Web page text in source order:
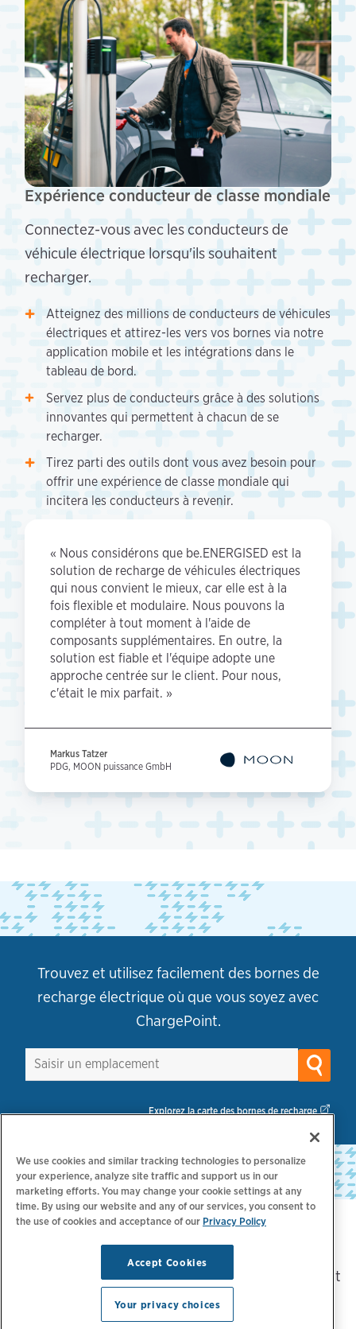
Expérience conducteur de classe mondiale
Connectez-vous avec les conducteurs de
véhicule électrique lorsqu'ils souhaitent
recharger.
Atteignez des millions de conducteurs de véhicules
électriques et attirez-les vers vos bornes via notre
application mobile et les intégrations dans le
tableau de bord.
Servez plus de conducteurs grâce à des solutions
innovantes qui permettent à chacun de se
recharger.
Tirez parti des outils dont vous avez besoin pour
offrir une expérience de classe mondiale qui
incitera les conducteurs à revenir.
« Nous considérons que be.ENERGISED est la
solution de recharge de véhicules électriques
qui nous convient le mieux, car elle est à la
fois flexible et modulaire. Nous pouvons la
compléter à tout moment à l'aide de
composants supplémentaires. En outre, la
solution est fiable et l'équipe adopte une
approche centrée sur le client. Pour nous,
c'était le mix parfait. »
Markus Tatzer
PDG, MOON puissance GmbH
Trouvez et utilisez facilement des bornes de
recharge électrique où que vous soyez avec
ChargePoint.
Explorez la carte des bornes de recharge
Choisi par les leaders de l'industrie
Plus de 5 000 marques comptent sur ChargePoint
pour leurs besoins de recharge de véhicules
électriques :
We use cookies and similar tracking technologies to personalize
your experience, analyze site traffic and support us in our
marketing efforts. You may change your cookie settings at any
time. By using our website and any of our services, you consent to
the use of cookies and acceptance of our Privacy Policy
Accept Cookies
Your privacy choices